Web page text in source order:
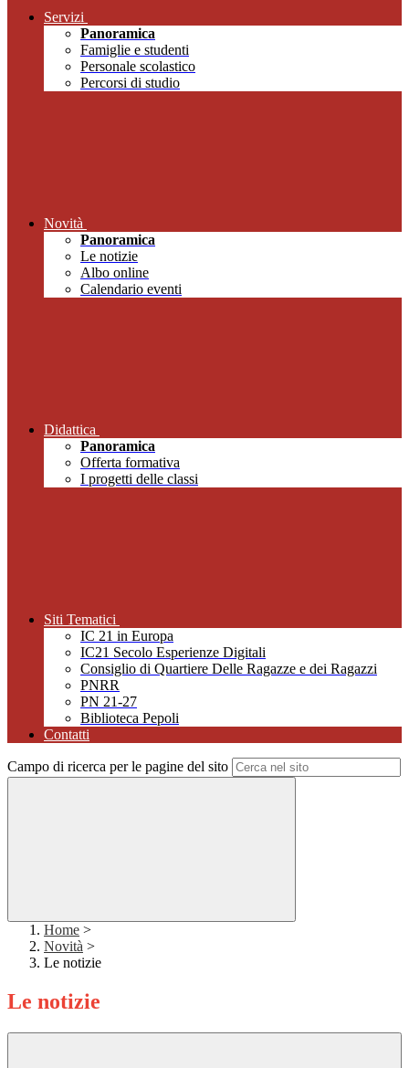
Servizi
Panoramica
Famiglie e studenti
Personale scolastico
Percorsi di studio
Novità
Panoramica
Le notizie
Albo online
Calendario eventi
Didattica
Panoramica
Offerta formativa
I progetti delle classi
Siti Tematici
IC 21 in Europa
IC21 Secolo Esperienze Digitali
Consiglio di Quartiere Delle Ragazze e dei Ragazzi
PNRR
PN 21-27
Biblioteca Pepoli
Contatti
Campo di ricerca per le pagine del sito
Home >
Novità >
Le notizie
Le notizie